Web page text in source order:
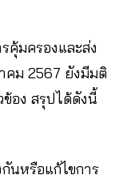
คุ้มครองและส่ง
คม 2567 ยังมีมติ
อง สรุปได้ดังนี้
นหรือแก้ไขการ